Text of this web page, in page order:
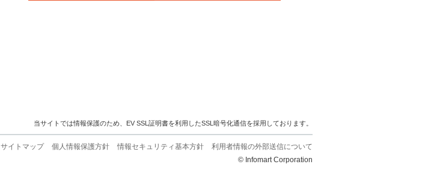
当サイトでは情報保護のため、EV SSL証明書を利用したSSL暗号化通信を採用しております。
サイトマップ 個人情報保護方針 情報セキュリティ基本方針
利用者情報の外部送信について
© Infomart Corporation